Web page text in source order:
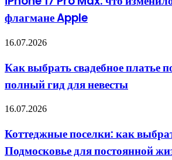
Max:
что
в
новом
Apple
флагмане Apple
Как
свадебное
платье
по
фигуры:
для
невесты
16.07.2026
Как выбрать свадебное платье
полный гид для невесты
Коттеджные
как
выбрать
дом
16.07.2026
Коттеджные поселки: как
Подмосковье для постоянной